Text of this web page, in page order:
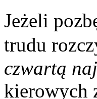
Jeżeli
trudu
czwartą
kierowych